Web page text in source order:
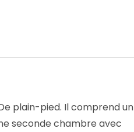
plain-pied. Il comprend un
seconde chambre avec